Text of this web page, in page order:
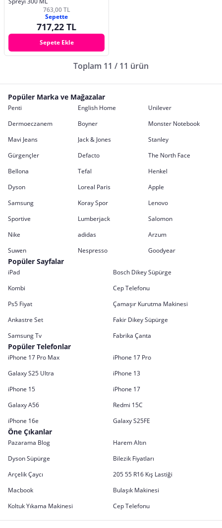
763,00 TL
Sepette
717,22 TL
Sepete Ekle
Toplam 11 / 11 ürün
Popüler Marka ve Mağazalar
Penti English Home
Unilever
Dermoeczanem
Boyner
Monster Notebook
Mavi Jeans
Jack & Jones
Stanley
Gürgençler
Defacto
The North Face
Bellona
Tefal
Henkel
Dyson
Loreal Paris
Apple
Samsung
Koray Spor
Lenovo
Sportive
Lumberjack
Salomon
Nike
adidas
Arzum
Suwen
Nespresso Goodyear
Popüler Sayfalar
iPad
Bosch Dikey Süpürge
Kombi
Cep Telefonu
Ps5 Fiyat
Çamaşır Kurutma Makinesi
Ankastre Set
Fakir Dikey Süpürge
Samsung Tv
Fabrika Çanta
Popüler Telefonlar
iPhone 17 Pro Max
iPhone 17 Pro
Galaxy S25 Ultra
iPhone 13
iPhone 15
iPhone 17
Galaxy A56
Redmi 15C
iPhone 16e
Galaxy S25FE
Öne Çıkanlar
Pazarama Blog
Harem Altın
Dyson Süpürge
Bilezik Fiyatları
Arçelik Çaycı
205 55 R16 Kış Lastiği
Macbook
Bulaşık Makinesi
Koltuk Yıkama Makinesi
Cep Telefonu